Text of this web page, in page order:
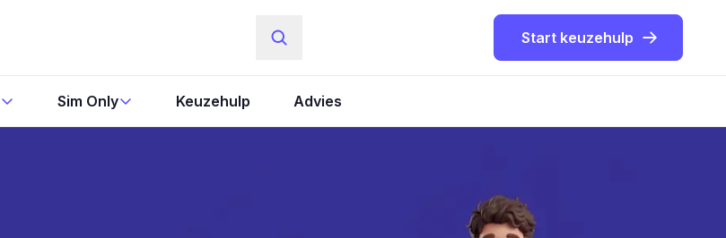
Start keuzehulp
Sim Only Keuzehulp Advies